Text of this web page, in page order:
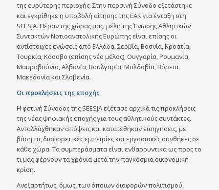
της ευρύτερης περιοχής. Στην περσινή Σύνοδο εξετάστηκε
και εγκρίθηκε η υποβολή αίτησης της ΕΑΚ για ένταξη στη
SEESJΑ. Πέραν της χώρας μας, μέλη της Ένωσης Αθλητικών
Συντακτών Νοτιοανατολικής Ευρώπης είναι επίσης οι
αντίστοιχες ενώσεις από Ελλάδα, Σερβία, Βοσνία, Κροατία,
Τουρκία, Κόσοβο (επίσης νέο μέλος), Ουγγαρία, Ρουμανία,
Μαυροβούνιο, Αλβανία, Βουλγαρία, Μολδαβία, Βόρεια
Μακεδονία και Σλοβενία.
Οι προκλήσεις της εποχής
Η φετινή Σύνοδος της SEESJA εξέτασε αρχικά τις προκλήσεις
της νέας ψηφιακής εποχής για τους αθλητικούς συντάκτες.
Ανταλλάχθηκαν απόψεις και κατατέθηκαν εισηγήσεις, με
βάση τις διαφορετικές εμπειρίες και εργασιακές συνθήκες σε
κάθε χώρα. Τα συμπεράσματα είναι ενθαρρυντικά ως προς το
τι μας φέρνουν τα χρόνια μετά την παγκόσμια οικονομική
κρίση.
Ανεξαρτήτως, όμως, των όποιων διαφορών πολιτισμού,